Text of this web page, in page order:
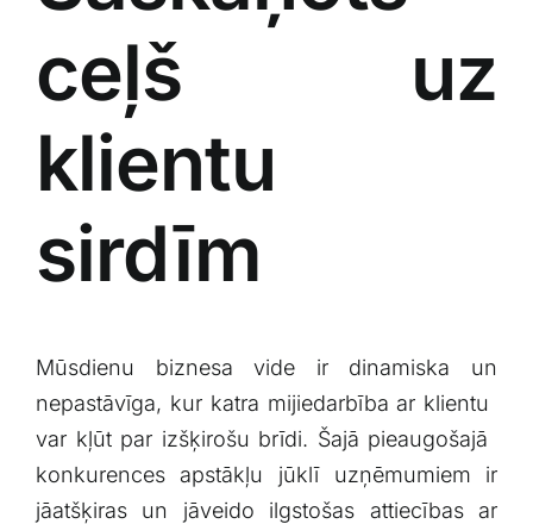
Klientu portāls
English
ceļš uz
klientu‌
sirdīm
Mūsdienu biznesa vide ir dinamiska un
nepastāvīga,‍ kur katra mijiedarbība ar klientu ​
var‍ kļūt par izšķirošu brīdi. Šajā ⁢pieaugošajā ​
konkurences apstākļu⁢ jūklī uzņēmumiem ir‌
jāatšķiras‌ un ⁢jāveido⁣ ilgstošas⁣ attiecības ar